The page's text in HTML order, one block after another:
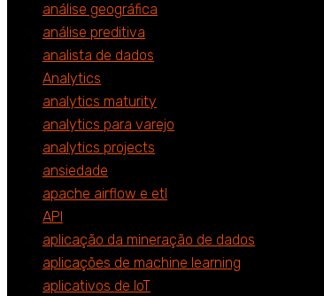
análise geográfica
análise preditiva
analista de dados
Analytics
analytics maturity
analytics para varejo
analytics projects
ansiedade
apache airflow e etl
API
aplicação da mineração de dados
aplicações de machine learning
aplicativos de IoT